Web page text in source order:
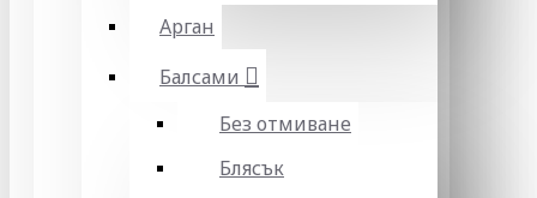
Арган
Балсами
Без отмиване
Блясък